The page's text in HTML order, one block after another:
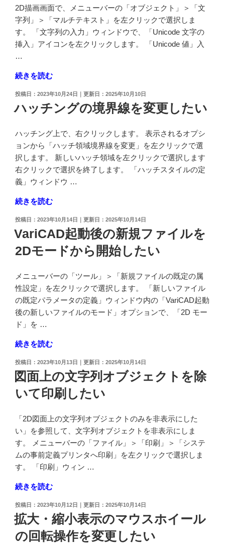
設
定
し
た
い"
の
面
に
垂
直
な
ビ
ュ
ー
表
に
し
た
い"
の
2D描画画面で、メニューバーの「オブジェクト」＞「文
字列」＞「マルチテキスト」を左クリックで選択しま
す。 「文字列の入力」ウィンドウで、「Unicode 文字の
挿入」アイコンを左クリックします。 「Unicode 値」入
…
"Unicode
文
字
力
し
た
い"
の
続きを読む
投
日:
2023年10月24日 2025年10月10日
ハッチングの境界線を変更したい
ハッチング上で、右クリックします。 表示されるオプシ
ョンから「ハッチ領域境界線を変更」を左クリックで選
択します。 新しいハッチ領域を左クリックで選択します
右クリックで選択を終了します。 「ハッチスタイルの定
義」ウィンドウ …
"ハ
チ
ン
グ
境
界
線
を
変
し
た
い"
の
続きを読む
投
日:
2023年10月14日 2025年10月14日
VariCAD起動後の新規ファイルを
2Dモードから開始したい
メニューバーの「ツール」＞「新規ファイルの既定の属
性設定」を左クリックで選択します。 「新しいファイル
の既定パラメータの定義」ウィンドウ内の「VariCAD起動
後の新しいファイルのモード」オプションで、「2D モー
ド」を …
"VariCAD
動
後
の
規
フ
ァ
イ
ル
2D
モ
ー
ド
か
続きを読む
投
稿
日:
2023年10月13日 2025年10月14日
図面上の文字列オブジェクトを除
いて印刷したい
「2D図面上の文字列オブジェクトのみを非表示にした
い」を参照して、文字列オブジェクトを非表示にしま
す。 メニューバーの「ファイル」＞「印刷」＞「システ
ムの事前定義プリンタへ印刷」を左クリックで選択しま
す。 「印刷」ウィン …
"図
上
の
文
続きを読む
投
稿
日:
2023年10月12日 2025年10月14日
拡大・縮小表示のマウスホイール
の回転操作を変更したい